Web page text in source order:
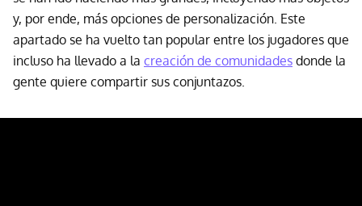
y, por ende, más opciones de personalización. Este
apartado se ha vuelto tan popular entre los jugadores que
incluso ha llevado a la creación de comunidades donde la
gente quiere compartir sus conjuntazos.